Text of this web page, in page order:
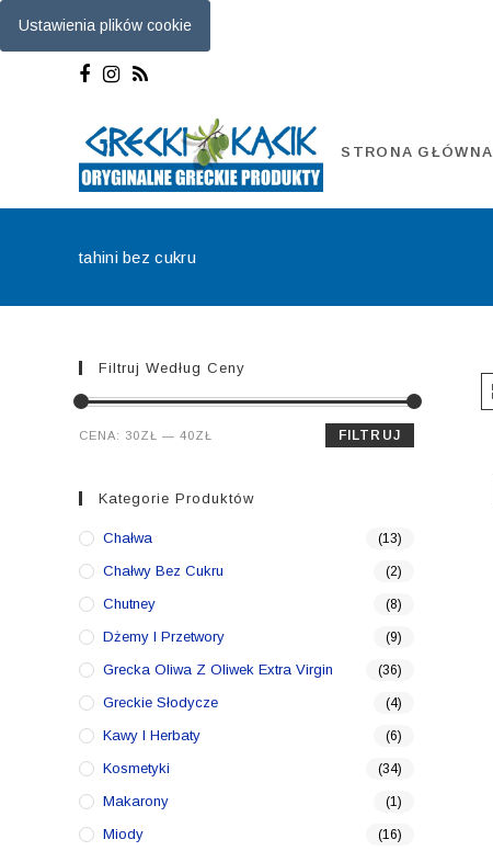
Ustawienia plików cookie
STRONA GŁÓWNA
tahini bez cukru
Filtruj Według Ceny
Cena
Cena
FILTRUJ
CENA: 30ZŁ — 40ZŁ
Kategorie Produktów
Chałwa (13)
Chałwy Bez Cukru (2)
Chutney (8)
Dżemy I Przetwory (9)
Grecka Oliwa Z Oliwek Extra Virgin (36)
Greckie Słodycze (4)
Kawy I Herbaty (6)
Kosmetyki (34)
Makarony (1)
Miody (16)